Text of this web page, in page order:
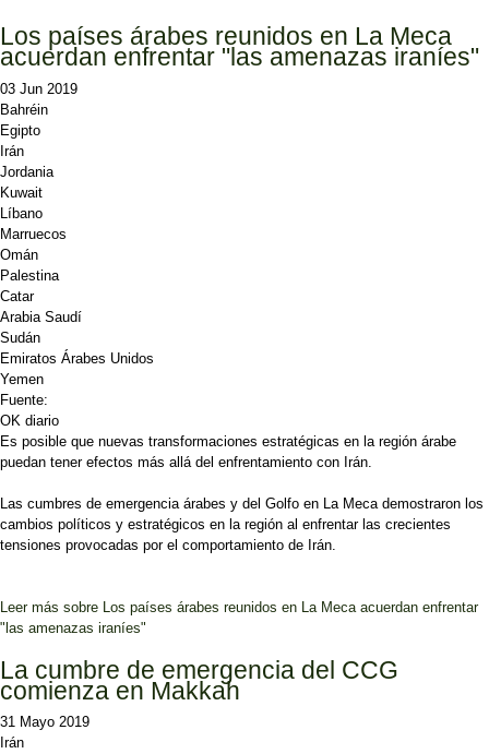
Los países árabes reunidos en La Meca
acuerdan enfrentar "las amenazas iraníes"
03 Jun 2019
Bahréin
Egipto
Irán
Jordania
Kuwait
Líbano
Marruecos
Omán
Palestina
Catar
Arabia Saudí
Sudán
Emiratos Árabes Unidos
Yemen
Fuente:
OK diario
Es posible que nuevas transformaciones estratégicas en la región árabe
puedan tener efectos más allá del enfrentamiento con Irán.
Las cumbres de emergencia árabes y del Golfo en La Meca demostraron los
cambios políticos y estratégicos en la región al enfrentar las crecientes
tensiones provocadas por el comportamiento de Irán.
Leer más sobre Los países árabes reunidos en La Meca acuerdan enfrentar
"las amenazas iraníes"
La cumbre de emergencia del CCG
comienza en Makkah
31 Mayo 2019
Irán